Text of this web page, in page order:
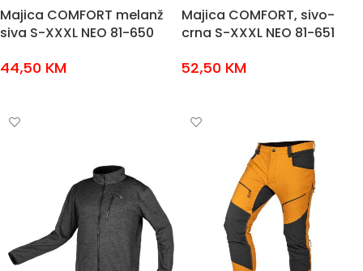
Majica COMFORT melanž
siva S-XXXL NEO 81-650
44,50 KM
Majica COMFORT, sivo-
crna S-XXXL NEO 81-651
52,50 KM